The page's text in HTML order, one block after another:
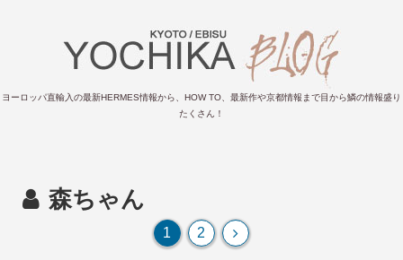
ヨーロッパ直輸入の最新HERMES情報から、HOW TO、最新作や京都情報まで目から鱗の情報盛り
たくさん！
森ちゃん
1 2
次
へ